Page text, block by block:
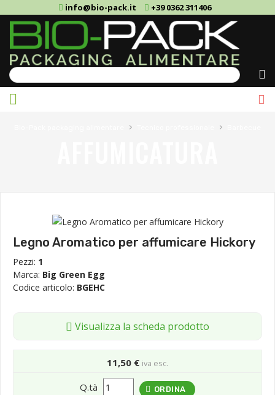
info@bio-pack.it +39 0362 311406
› ›
Legno Aromatico per affumicare Hickory
Pezzi: 1
Marca: Big Green Egg
Codice articolo: BGEHC
Visualizza la scheda prodotto
11,50 € iva esc.
Q.tà ORDINA